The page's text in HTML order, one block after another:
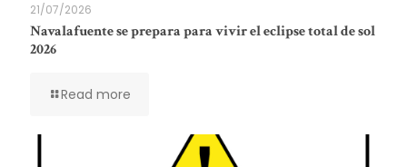
21/07/2026
Navalafuente se prepara para vivir el eclipse total de sol
2026
Read more